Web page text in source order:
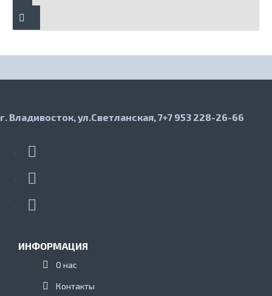
г. Владивосток, ул.Светланская, 7+7 953 228-26-66
ИНФОРМАЦИЯ
О нас
Контакты